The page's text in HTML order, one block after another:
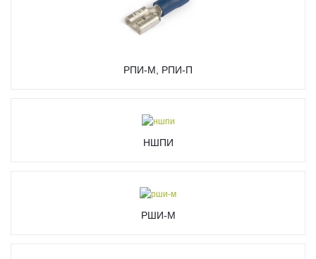
РПИ-М, РПИ-П
НШПИ
РШИ-М